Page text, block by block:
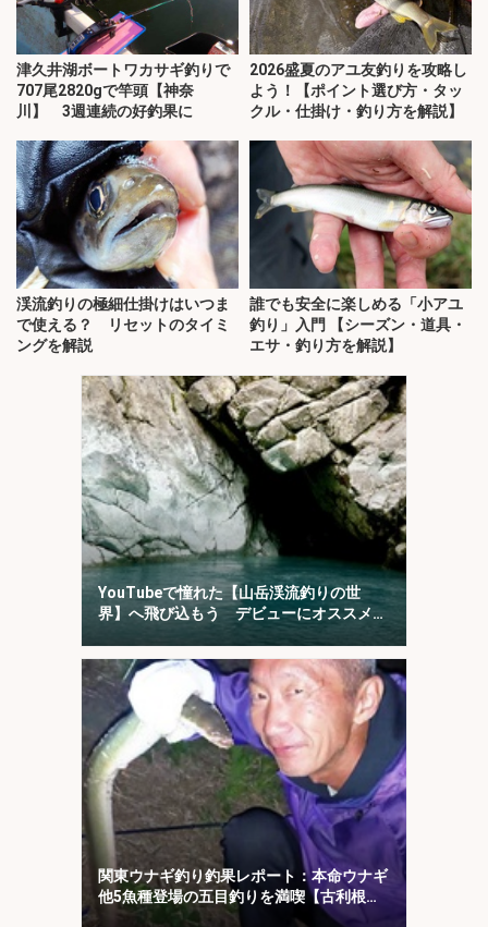
津久井湖ボートワカサギ釣りで
707尾2820gで竿頭【神奈
川】 3週連続の好釣果に
2026盛夏のアユ友釣りを攻略し
よう！【ポイント選び方・タッ
クル・仕掛け・釣り方を解説】
渓流釣りの極細仕掛けはいつま
で使える？ リセットのタイミ
ングを解説
誰でも安全に楽しめる「小アユ
釣り」入門 【シーズン・道具・
エサ・釣り方を解説】
YouTubeで憧れた【山岳渓流釣りの世
界】へ飛び込もう デビューにオススメの
関東ウナギ釣り釣果レポート：本命ウナギ
他5魚種登場の五目釣りを満喫【古利根
川・埼玉】